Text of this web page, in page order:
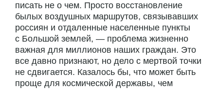
писать не о чем. Просто восстановление
былых воздушных маршрутов, связывавших
россиян и отдаленные населенные пункты
с Большой землей, — проблема жизненно
важная для миллионов наших граждан. Это
все давно признают, но дело с мертвой точки
не сдвигается. Казалось бы, что может быть
проще для космической державы, чем